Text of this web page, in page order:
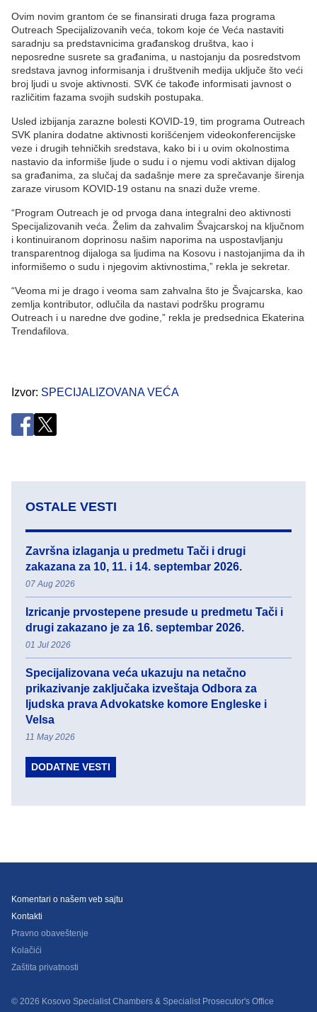
Ovim novim grantom će se finansirati druga faza programa
Outreach Specijalizovanih veća, tokom koje će Veća nastaviti
saradnju sa predstavnicima građanskog društva, kao i
neposredne susrete sa građanima, u nastojanju da posredstvom
sredstava javnog informisanja i društvenih medija uključe što veći
broj ljudi u svoje aktivnosti. SVK će takođe informisati javnost o
različitim fazama svojih sudskih postupaka.
Usled izbijanja zarazne bolesti KOVID-19, tim programa Outreach
SVK planira dodatne aktivnosti korišćenjem videokonferencijske
veze i drugih tehničkih sredstava, kako bi i u ovim okolnostima
nastavio da informiše ljude o sudu i o njemu vodi aktivan dijalog
sa građanima, za slučaj da sadašnje mere za sprečavanje širenja
zaraze virusom KOVID-19 ostanu na snazi duže vreme.
“Program Outreach je od prvoga dana integralni deo aktivnosti
Specijalizovanih veća. Želim da zahvalim Švajcarskoj na ključnom
i kontinuiranom doprinosu našim naporima na uspostavljanju
transparentnog dijaloga sa ljudima na Kosovu i nastojanjima da ih
informišemo o sudu i njegovim aktivnostima,” rekla je sekretar.
“Veoma mi je drago i veoma sam zahvalna što je Švajcarska, kao
zemlja kontributor, odlučila da nastavi podršku programu
Outreach i u naredne dve godine,” rekla je predsednica Ekaterina
Trendafilova.
Izvor SPECIJALIZOVANA VEĆA
OSTALE VESTI
Završna izlaganja u predmetu Tači i drugi
zakazana za 10, 11. i 14. septembar 2026.
07 Aug 2026
Izricanje prvostepene presude u predmetu Tači i
drugi zakazano je za 16. septembar 2026.
01 Jul 2026
Specijalizovana veća ukazuju na netačno
prikazivanje zaključaka izveštaja Odbora za
ljudska prava Advokatske komore Engleske i
Velsa
11 May 2026
DODATNE VESTI
© 2026 Kosovo Specialist Chambers & Specialist Prosecutor's Office
Komentari o našem veb sajtu
Kontakti
Pravno obaveštenje
Kolačići
Zaštita privatnosti